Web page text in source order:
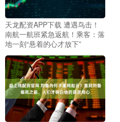
天龙配资APP下载 遭遇鸟击！
南航一航班紧急返航！乘客：落
地一刻“悬着的心才放下”